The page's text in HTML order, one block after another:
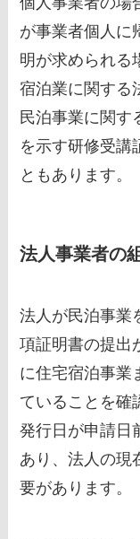
が事業者個人に
明が求められる
宿泊業に関する
民泊事業に関す
を示す研修受講
ともあります。
法人事業者の
法人が民泊事業
項証明書の提出
に住宅宿泊事業
ていることを確
発行日が申請日
あり、法人の現
要があります。